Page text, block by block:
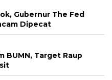
Iran Gagal, 2 Pejabat